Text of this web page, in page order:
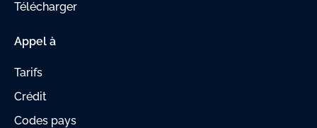
Télécharger
Appel à
Tarifs
Crédit
Codes pays